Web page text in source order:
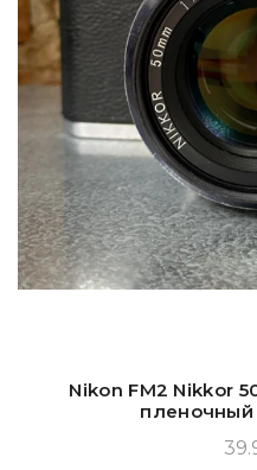
Nikon FM2 Nikkor
пленочный